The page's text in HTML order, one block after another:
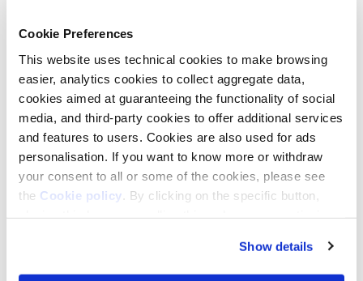
Cookie Preferences
This website uses technical cookies to make browsing
easier, analytics cookies to collect aggregate data,
cookies aimed at guaranteeing the functionality of social
media, and third-party cookies to offer additional services
and features to users. Cookies are also used for ads
personalisation. If you want to know more or withdraw
your consent to all or some of the cookies, please see
the Cookie policy . By clicking on the specific button,
Show details
della Große Laber, in partnership con il
nata lungo 40 km di fiume e recentemente
estesa a 90 km- prevede il ripristino dei corsi
d'acqua, la gestione delle rive per ricostituire gli
habitat degli uccelli e un accordo con gli agricoltori
locali: chi rinuncia ai fertilizzanti sintetici e adatta i
calendari agricoli alla fauna ottiene in cambio un
vantaggio di mercato attraverso laLabertal Ox
Initiative, un marchio che lega il pascolo estensivo
sostenibile alla conservazione della biodiversità
locale.
Lancet Planetary Health ha
identificatoquattro principali motori che